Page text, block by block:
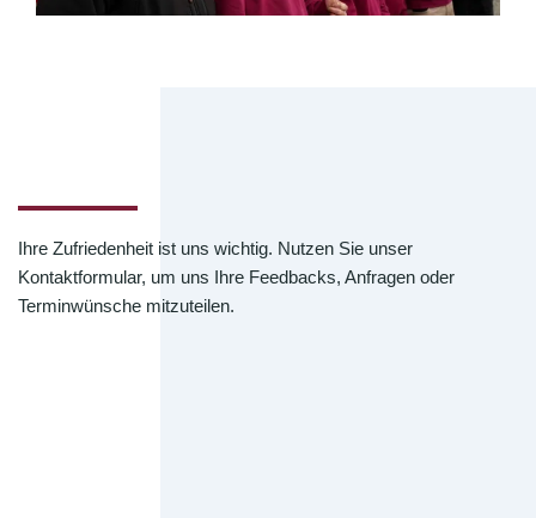
Ihre Zufriedenheit ist uns wichtig. Nutzen Sie unser
Kontaktformular, um uns Ihre Feedbacks, Anfragen oder
Terminwünsche mitzuteilen.